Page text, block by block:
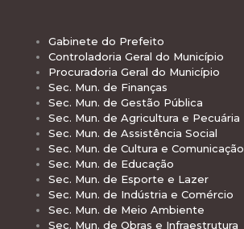
Gabinete do Prefeito
Controladoria Geral do Município
Procuradoria Geral do Município
Sec. Mun. de Finanças
Sec. Mun. de Gestão Pública
Sec. Mun. de Agricultura e Pecuária
Sec. Mun. de Assistência Social
Sec. Mun. de Cultura e Comunicação
Sec. Mun. de Educação
Sec. Mun. de Esporte e Lazer
Sec. Mun. de Indústria e Comércio
Sec. Mun. de Meio Ambiente
Sec. Mun. de Obras e Infraestrutura